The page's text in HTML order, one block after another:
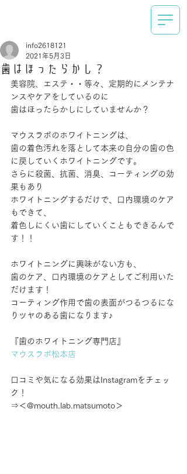
歯はほったらかし？
info2618121
2021年5月3日
美容院、エステ・・等々、定期的にメンテナ
ンスやケアをしているのに
歯はほったらかしにしていませんか？
マウスラボのホワイトニングは、
歯の着色汚れを落として本来の自分の歯の色
に戻していくホワイトニングです。
さらに殺菌、抗菌、消臭、コーティングの効
果もあり
ホワイトニングするだけで、口内環境のケア
もできて、
着色しにくい歯にしていくこともできるんで
す！！
ホワイトニングに興味がない方も、
歯のケア、口内環境のケアとしてご利用いた
だけます！
コーティング作用で歯の表面がつるつるにな
りツヤのある歯になります♪
『歯のホワイトニング専門店』
マウスラボ松本店
口コミや気になる効果はInstagramをチェッ
ク！
⇒＜@mouth.lab.matsumoto＞